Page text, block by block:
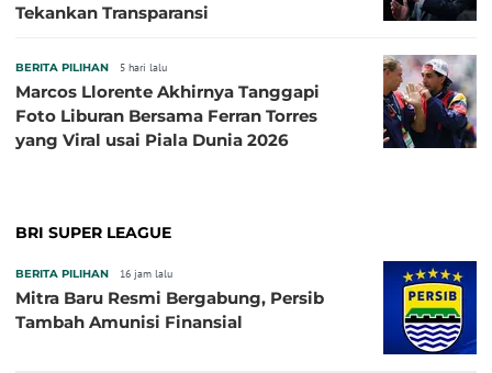
Tekankan Transparansi
BERITA PILIHAN 5 hari lalu
Marcos Llorente Akhirnya Tanggapi
Foto Liburan Bersama Ferran Torres
yang Viral usai Piala Dunia 2026
BRI SUPER LEAGUE
BERITA PILIHAN 16 jam lalu
Mitra Baru Resmi Bergabung, Persib
Tambah Amunisi Finansial